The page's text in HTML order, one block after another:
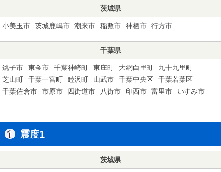
茨城県
小美玉市 茨城鹿嶋市 潮来市 稲敷市 神栖市 行方市
千葉県
銚子市 東金市 千葉神崎町 東庄町 大網白里町
九十九里町
芝山町
千葉一宮町 睦沢町 山武市 千葉中央区
千葉若葉区
千葉佐倉市
市原市 四街道市 八街市 印西市 富里市 いすみ市
震度1
茨城県